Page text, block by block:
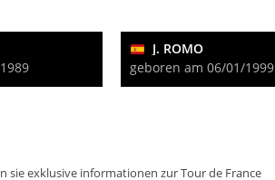
J. ROMO
geboren am 06/01/1999
sie exklusive informationen zur Tour de France